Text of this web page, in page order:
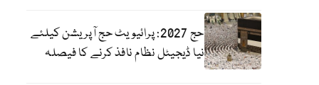
حج 2027: پرائیویٹ حج آپریشن کیلئے
نیا ڈیجیٹل نظام نافذ کرنے کا فیصلہ